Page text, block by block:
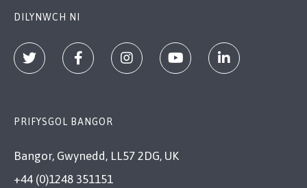
DILYNWCH NI
PRIFYSGOL BANGOR
Bangor, Gwynedd, LL57 2DG, UK
+44 (0)1248 351151